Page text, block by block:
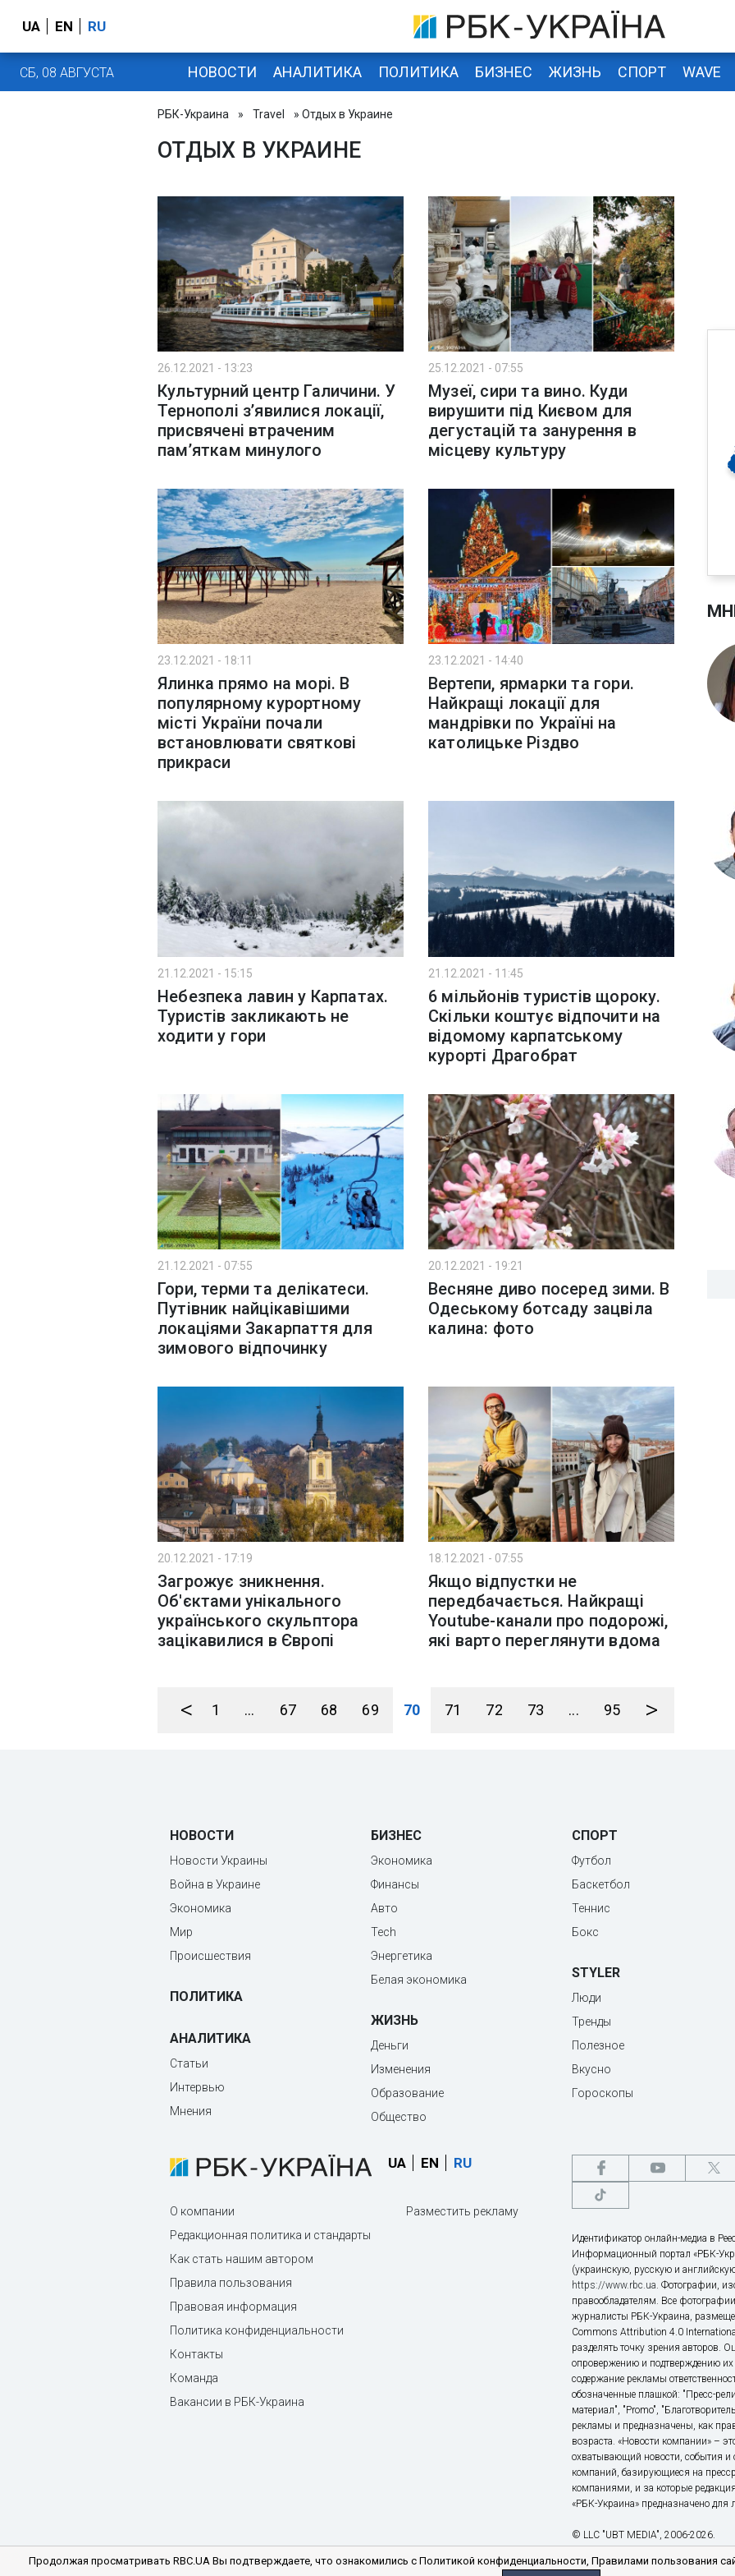
UA EN RU
СБ, 08 АВГУСТА НОВОСТИ АНАЛИТИКА ПОЛИТИКА БИЗНЕС ЖИЗНЬ СПОРТ WAVE
РБК-Украина » Travel » Отдых в Украине
ОТДЫХ В УКРАИНЕ
26.12.2021 - 13:23
Культурний центр Галичини. У
Тернополі з’явилися локації,
присвячені втраченим
пам’яткам минулого
25.12.2021 - 07:55
Музеї, сири та вино. Куди
вирушити під Києвом для
дегустацій та занурення в
місцеву культуру
23.12.2021 - 18:11
Ялинка прямо на морі. В
популярному курортному
місті України почали
встановлювати святкові
прикраси
23.12.2021 - 14:40
Вертепи, ярмарки та гори.
Найкращі локації для
мандрівки по Україні на
католицьке Різдво
21.12.2021 - 15:15
Небезпека лавин у Карпатах.
Туристів закликають не
ходити у гори
21.12.2021 - 11:45
6 мільйонів туристів щороку.
Скільки коштує відпочити на
відомому карпатському
курорті Драгобрат
21.12.2021 - 07:55
Гори, терми та делікатеси.
Путівник найцікавішими
локаціями Закарпаття для
зимового відпочинку
20.12.2021 - 19:21
Весняне диво посеред зими. В
Одеському ботсаду зацвіла
калина: фото
20.12.2021 - 17:19
Загрожує зникнення.
Об'єктами унікального
українського скульптора
зацікавилися в Європі
18.12.2021 - 07:55
Якщо відпустки не
передбачається. Найкращі
Youtube-канали про подорожі,
які варто переглянути вдома
< 1 ... 67 68 69 70 71 72 73 ... 95 >
НОВОСТИ
Новости Украины
Война в Украине
Экономика
Мир
Происшествия
ПОЛИТИКА
АНАЛИТИКА
Статьи
Интервью
Мнения
БИЗНЕС
Экономика
Финансы
Авто
Tech
Энергетика
Белая экономика
ЖИЗНЬ
Деньги
Изменения
Образование
Общество
СПОРТ
Футбол
Баскетбол
Теннис
Бокс
STYLER
Люди
Тренды
Полезное
Вкусно
Гороскопы
UA EN RU
О компании
Редакционная политика и стандарты
Как стать нашим автором
Правила пользования
Правовая информация
Политика конфиденциальности
Контакты
Команда
Вакансии в РБК-Украина
Разместить рекламу
Идентификатор онлайн-медиа в
Информационный портал «РБК-
(украинскую, русскую и
https://www.rbc.ua. Фотографии,
правообладателям. Все
журналисты РБК-Украина,
Commons Attribution 4.0
разделять точку зрения авторов.
опровержению и подтверждению их
содержание рекламы
обозначенные плашкой: "Пресс-
материал", "Promo",
рекламы и предназначены, как
возраста. «Новости компании» –
охватывающий новости, события и
компаний, базирующиеся на
компаниями, и за которые
«РБК-Украина» предназначено для
© LLC "UBT MEDIA", 2006-2026.
Продолжая просматривать RBC.UA Вы подтверждаете, что ознакомились с Политикой конфиденциальности, Правилами пользования